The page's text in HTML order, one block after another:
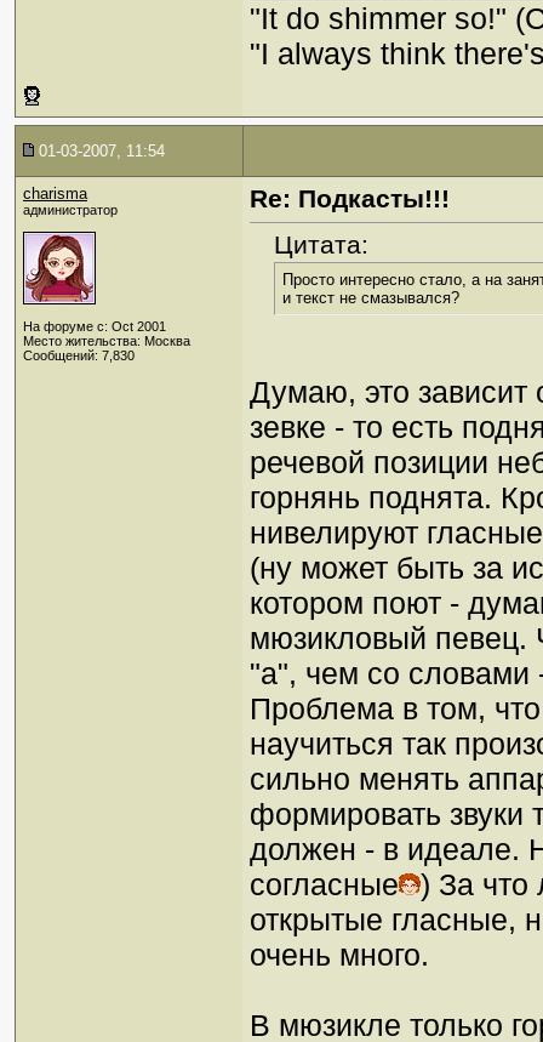
"It do shimmer so!"
"I always think
01-03-2007, 11:54
charisma
администратор
На форуме с: Oct 2001
Место жительства: Москва
Сообщений: 7,830
Re: Подкасты!!!
Цитата:
Просто интересно стало, а на
и текст не смазывался?
Думаю, это зависит
зевке - то есть
речевой позиции
горнянь поднята.
нивелируют
(ну может быть за
котором поют -
мюзикловый певец.
"a", чем со словами
Проблема в том,
научиться так
сильно менять
формировать звуки
должен - в идеале.
согласные
) За что
открытые гласные,
очень много.
В мюзикле только